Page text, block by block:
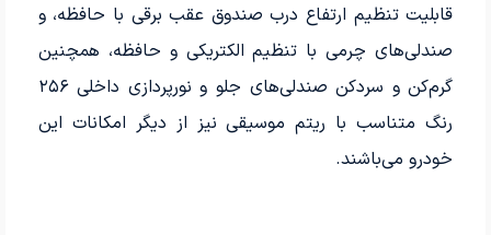
قابلیت تنظیم ارتفاع درب صندوق عقب برقی با حافظه، و
صندلی‌های چرمی با تنظیم الکتریکی و حافظه، همچنین
گرم‌کن و سردکن صندلی‌های جلو و نورپردازی داخلی ۲۵۶
رنگ متناسب با ریتم موسیقی نیز از دیگر امکانات این
خودرو می‌باشند.